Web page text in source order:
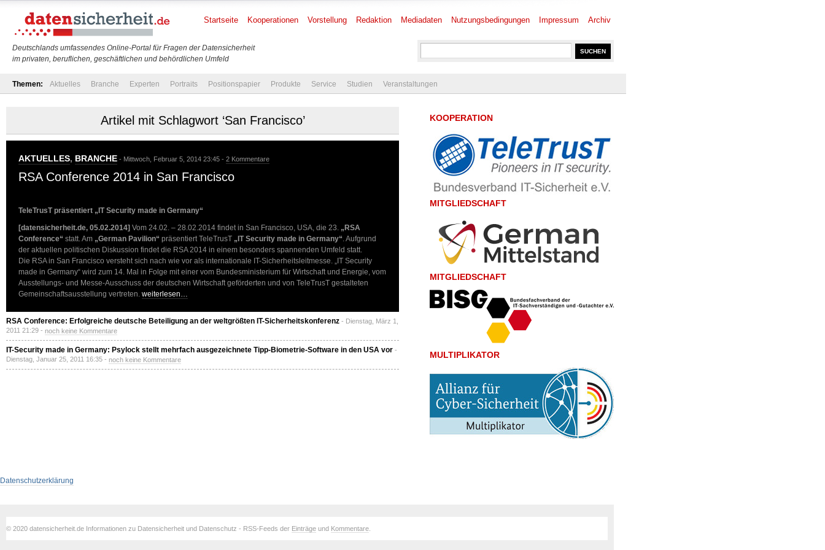
Deutschlands umfassendes Online-Portal für Fragen der Datensicherheit
im privaten, beruflichen, geschäftlichen und behördlichen Umfeld
Startseite Kooperationen Vorstellung Redaktion Mediadaten Nutzungsbedingungen Impressum Archiv
Themen: Aktuelles Branche Experten Portraits Positionspapier Produkte Service Studien Veranstaltungen
Artikel mit Schlagwort ‘San Francisco’
AKTUELLES, BRANCHE - Mittwoch, Februar 5, 2014 23:45 - 2 Kommentare
RSA Conference 2014 in San Francisco
TeleTrusT präsentiert „IT Security made in Germany“
[datensicherheit.de, 05.02.2014] Vom 24.02. – 28.02.2014 findet in San Francisco, USA, die 23. „RSA
Conference“ statt. Am „German Pavilion“ präsentiert TeleTrusT „IT Security made in Germany“. Aufgrund
der aktuellen politischen Diskussion findet die RSA 2014 in einem besonders spannenden Umfeld statt.
Die RSA in San Francisco versteht sich nach wie vor als internationale IT-Sicherheitsleitmesse. „IT Security
made in Germany“ wird zum 14. Mal in Folge mit einer vom Bundesministerium für Wirtschaft und Energie, vom
Ausstellungs- und Messe-Ausschuss der deutschen Wirtschaft geförderten und von TeleTrusT gestalteten
Gemeinschaftsausstellung vertreten. weiterlesen…
RSA Conference: Erfolgreiche deutsche Beteiligung an der weltgrößten IT-Sicherheitskonferenz - Dienstag, März 1,
2011 21:29 - noch keine Kommentare
IT-Security made in Germany: Psylock stellt mehrfach ausgezeichnete Tipp-Biometrie-Software in den USA vor -
Dienstag, Januar 25, 2011 16:35 - noch keine Kommentare
KOOPERATION
MITGLIEDSCHAFT
MITGLIEDSCHAFT
MULTIPLIKATOR
Datenschutzerklärung
© 2020 datensicherheit.de Informationen zu Datensicherheit und Datenschutz - RSS-Feeds der Einträge und Kommentare